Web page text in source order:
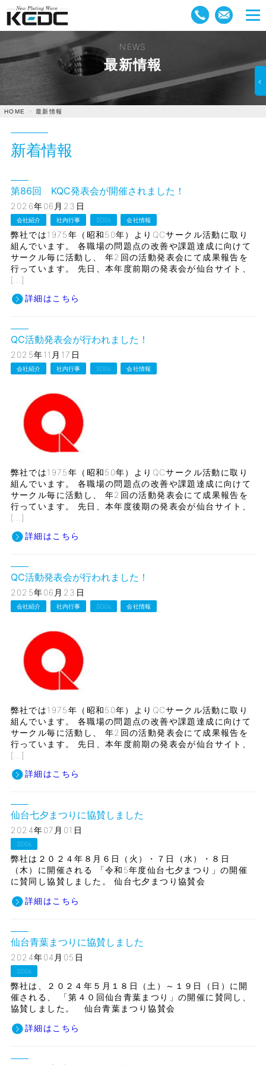
NEWS
最新情報
HOME 最新情報
新着情報
第86回 KQC発表会が開催されました！
2026年06月23日
会社紹介 社内行事 SDGs 会社情報
弊社では1975年（昭和50年）よりQCサークル活動に取り
組んでいます。 各職場の問題点の改善や課題達成に向けて
サークル毎に活動し、 年2回の活動発表会にて成果報告を
行っています。 先日、本年度前期の発表会が仙台サイト、
[…]
詳細はこちら
QC活動発表会が行われました！
2025年11月17日
会社紹介 社内行事 SDGs 会社情報
弊社では1975年（昭和50年）よりQCサークル活動に取り
組んでいます。 各職場の問題点の改善や課題達成に向けて
サークル毎に活動し、 年2回の活動発表会にて成果報告を
行っています。 先日、本年度後期の発表会が仙台サイト、
[…]
詳細はこちら
QC活動発表会が行われました！
2025年06月23日
会社紹介 社内行事 SDGs 会社情報
弊社では1975年（昭和50年）よりQCサークル活動に取り
組んでいます。 各職場の問題点の改善や課題達成に向けて
サークル毎に活動し、 年2回の活動発表会にて成果報告を
行っています。 先日、本年度前期の発表会が仙台サイト、
[…]
詳細はこちら
仙台七夕まつりに協賛しました
2024年07月01日
SDGs
弊社は２０２４年８月６日（火）・７日（水）・８日
（木）に開催される 「令和5年度仙台七夕まつり」の開催
に賛同し協賛しました。 仙台七夕まつり協賛会
詳細はこちら
仙台青葉まつりに協賛しました
2024年04月05日
SDGs
弊社は、２０２４年５月１８日（土）～１９日（日）に開
催される、 「第４０回仙台青葉まつり」の開催に賛同し、
協賛しました。 仙台青葉まつり協賛会
詳細はこちら